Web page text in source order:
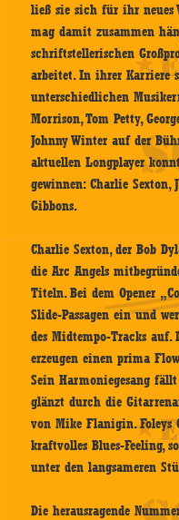
ließ sie sich für ihr neues
mag damit zusammen
schriftstellerischen
arbeitet. In ihrer Karriere
unterschiedlichen
Morrison, Tom Petty,
Johnny Winter auf der
aktuellen Longplayer
gewinnen: Charlie Sexton,
Gibbons.
Charlie Sexton, der Bob
die Arc Angels
Titeln. Bei dem Opener
Slide-Passagen ein und
des Midtempo-Tracks
erzeugen einen prima
Sein Harmoniegesang
glänzt durch die
von Mike Flanigin. Foleys
kraftvolles Blues-Feeling,
unter den langsameren
Die herausragende